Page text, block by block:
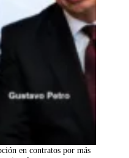
en contratos por más